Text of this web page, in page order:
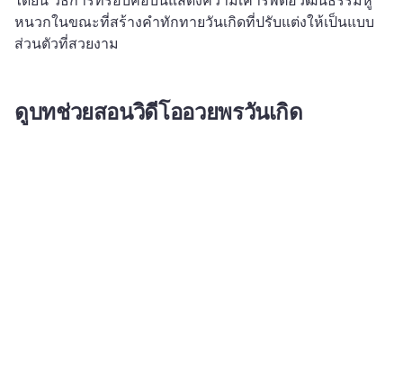
หนวกในขณะที่สร้างคําทักทายวันเกิดที่ปรับแต่งให้เป็นแบบ
ส่วนตัวที่สวยงาม
ดูบทช่วยสอนวิดีโออวยพรวันเกิด